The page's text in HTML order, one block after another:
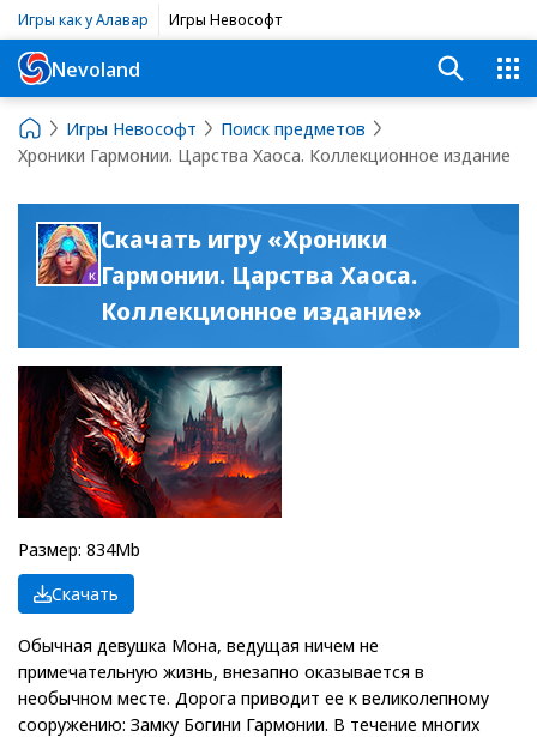
Игры как у Алавар Игры Невософт
Nevoland
Игры Невософт
Поиск предметов
Хроники Гармонии. Царства Хаоса. Коллекционное издание
Скачать игру «Хроники
Гармонии. Царства Хаоса.
Коллекционное издание»
Размер: 834Mb
Скачать
Обычная девушка Мона, ведущая ничем не
примечательную жизнь, внезапно оказывается в
необычном месте. Дорога приводит ее к великолепному
сооружению: Замку Богини Гармонии. В течение многих